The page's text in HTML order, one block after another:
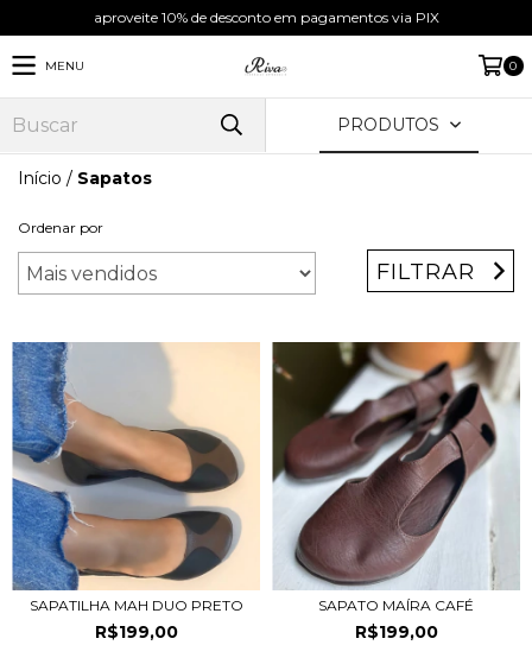
aproveite 10% de desconto em pagamentos via PIX
MENU 0
PRODUTOS
Início / Sapatos
Ordenar por
FILTRAR
SAPATILHA MAH DUO PRETO
R$199,00
SAPATO MAÍRA CAFÉ
R$199,00